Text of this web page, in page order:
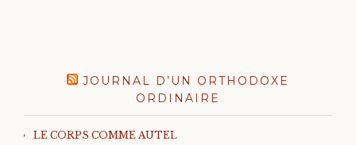
JOURNAL D’UN ORTHODOXE
ORDINAIRE
LE CORPS COMME AUTEL